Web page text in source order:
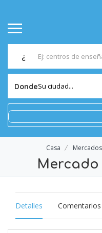
¿
DondeSu ciudad...
Casa Mercados
Mercado
Detalles Comentarios